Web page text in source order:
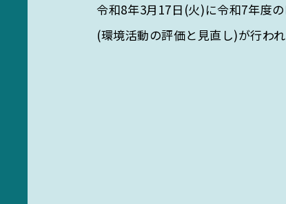
令和8年3月17日(火)に令和7年度
(環境活動の評価と見直し)が行われ